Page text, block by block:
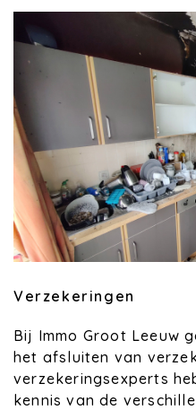
Verzekeringen
Bij Immo Groot Leeuw
het afsluiten van
verzekeringsexperts
kennis van de